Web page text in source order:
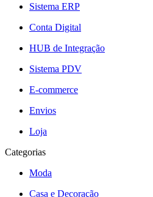
Sistema ERP
Conta Digital
HUB de Integração
Sistema PDV
E-commerce
Envios
Loja
Categorias
Moda
Casa e Decoração